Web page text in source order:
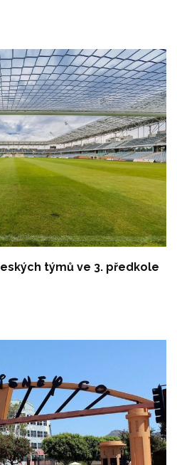
týmů ve 3. předkole